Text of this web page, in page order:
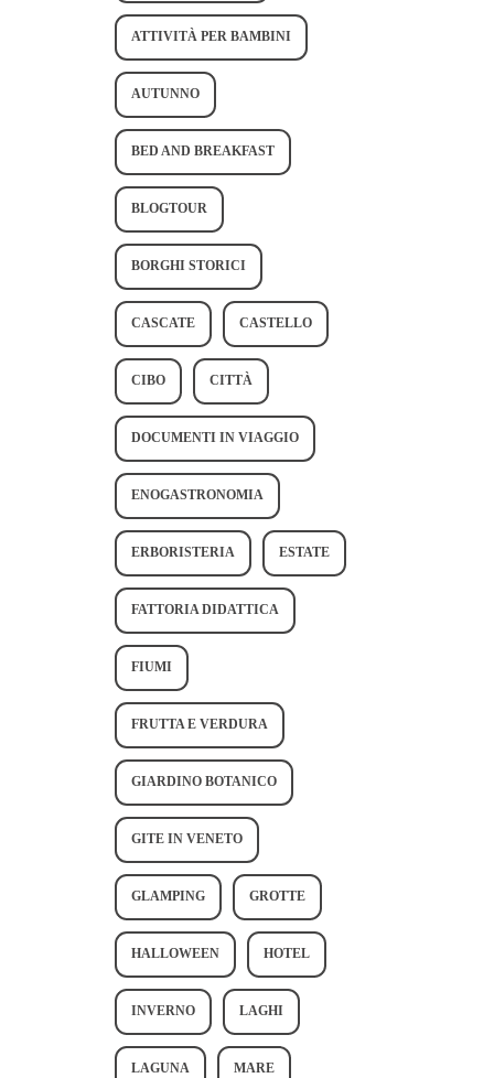
ATTIVITÀ PER BAMBINI
AUTUNNO
BED AND BREAKFAST
BLOGTOUR
BORGHI STORICI
CASCATE CASTELLO
CIBO CITTÀ
DOCUMENTI IN VIAGGIO
ENOGASTRONOMIA
ERBORISTERIA ESTATE
FATTORIA DIDATTICA
FIUMI
FRUTTA E VERDURA
GIARDINO BOTANICO
GITE IN VENETO
GLAMPING GROTTE
HALLOWEEN HOTEL
INVERNO LAGHI
LAGUNA MARE